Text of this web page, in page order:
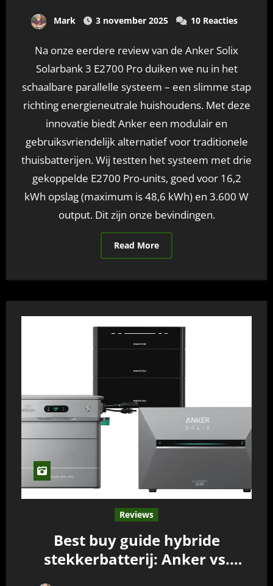
Mark 3 november 2025 10 Reacties
Na onze eerdere review van de Anker Solix
Solarbank 3 E2700 Pro duiken we nu in het
schaalbare parallelle systeem – een slimme stap
richting energieneutrale huishoudens. Met deze
innovatie biedt Anker een modulair en
gebruiksvriendelijk alternatief voor traditionele
thuisbatterijen. Wij testten het systeem met drie
gekoppelde E2700 Pro-units, goed voor 16,2
kWh opslag (maximum is 48,6 kWh) en 3.600 W
output. Dit zijn onze bevindingen.
Read More
Reviews
Best buy guide hybride
stekkerbatterij: Anker vs.